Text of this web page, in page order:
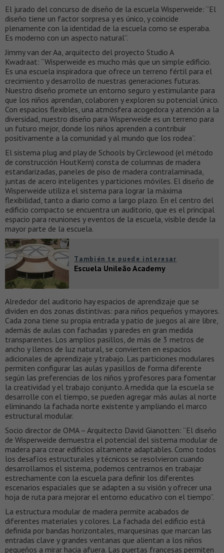
El jurado del concurso de diseño de la escuela Wisperweide: “El
diseño tiene un factor sorpresa y es único, y coincide
plenamente con la identidad de la escuela como se esperaba.
Es moderno con un aspecto natural”.
Jimmy van der Aa, arquitecto del proyecto Studio A
Kwadraat: “Wisperweide es mucho más que un simple edificio.
Es una escuela inspiradora que ofrece un terreno fértil para el
crecimiento y desarrollo de nuestras generaciones futuras.
Nuestro diseño promete un entorno seguro y estimulante para
que los niños aprendan, colaboren y exploren su potencial único.
Con espacios flexibles, una atmósfera acogedora y atención a la
diversidad, nuestro diseño para Wisperweide es un terreno para
un futuro mejor, donde los niños aprenden a contribuir
positivamente a la comunidad y al mundo que los rodea”.
El sistema plug and play de Schools by Circlewood (el método
de construcción HoutKern) consta de columnas de madera
estandarizadas, paneles de piso de madera contralaminada,
juntas de acero inteligentes y particiones móviles. El diseño de
Wisperweide utiliza el sistema para lograr la máxima
flexibilidad, tanto a diario como a largo plazo. En el centro del
edificio compacto se encuentra un auditorio, que es el principal
espacio para reuniones y eventos de la escuela, visible desde la
mayor parte de la escuela.
También te puede interesar
Escuela Unileão Academy
Alrededor del auditorio hay espacios de aprendizaje que se
dividen en dos zonas distintivas: para niños pequeños y mayores.
Cada zona tiene su propia entrada y patio de juegos al aire libre,
además de aulas con fachadas y paredes en gran medida
transparentes. Los amplios pasillos, de más de 3 metros de
ancho y llenos de luz natural, se convierten en espacios
adicionales de aprendizaje y trabajo. Las particiones modulares
permiten configurar las aulas y pasillos de forma diferente
según las preferencias de los niños y profesores para fomentar
la creatividad y el trabajo conjunto. A medida que la escuela se
desarrolle con el tiempo, se pueden agregar más aulas al norte
eliminando la fachada norte existente y ampliando el marco
estructural modular.
Socio director de OMA – Arquitecto David Gianotten: “El diseño
de Wisperweide demuestra el potencial del sistema modular de
madera para crear edificios altamente adaptables. Como todos
los desafíos estructurales y técnicos se resolvieron cuando
desarrollamos el sistema, podemos centrarnos en trabajar
estrechamente con la escuela para definir los diferentes
escenarios espaciales que se adapten a su visión y ofrecer una
hoja de ruta para mejorar el entorno educativo con el tiempo”.
La estructura modular de madera permite acabados de
diferentes materiales y colores. La fachada del edificio está
definida por bandas horizontales, marquesinas que marcan las
entradas clave y grandes ventanas que alientan a los niños
pequeños a mirar hacia afuera. Las puertas francesas permiten